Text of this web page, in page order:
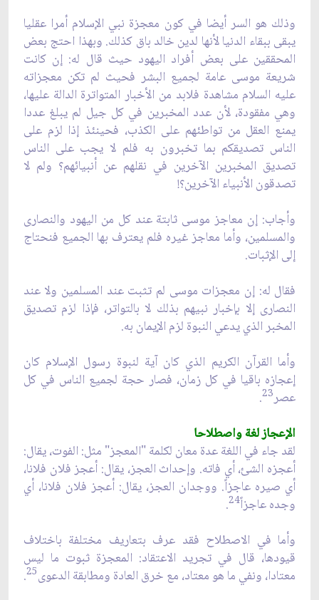
وذلك هو السر أيضا في كون معجزة نبي الإسلام أمرا عقليا
يبقى ببقاء الدنيا لأنها لدين خالد باق كذلك. وبهذا احتج بعض
المحققين على بعض أفراد اليهود حيث قال له: إن كانت
شريعة موسى عامة لجميع البشر فحيث لم تكن معجزاته
عليه السلام مشاهدة فلابد من الأخبار المتواترة الدالة عليها،
وهي مفقودة، لأن عدد المخبرين في كل جيل لم يبلغ عددا
يمنع العقل من تواطئهم على الكذب، فحينئذ إذا لزم على
الناس تصديقكم بما تخبرون به فلم لا يجب على الناس
تصديق المخبرين الآخرين في نقلهم عن أنبيائهم؟ ولم لا
تصدقون الأنبياء الآخرين؟!
وأجاب: إن معاجز موسى ثابتة عند كل من اليهود والنصارى
والمسلمين، وأما معاجز غيره فلم يعترف بها الجميع فنحتاج
إلى الإثبات.
فقال له: إن معجزات موسى لم تثبت عند المسلمين ولا عند
النصارى إلا بإخبار نبيهم بذلك لا بالتواتر، فإذا لزم تصديق
المخبر الذي يدعي النبوة لزم الإيمان به.
وأما القرآن الكريم الذي كان آية لنبوة رسول الإسلام كان
إعجازه باقيا في كل زمان، فصار حجة لجميع الناس في كل
عصر23
.
الإعجاز لغة واصطلاحا
لقد جاء في اللغة عدة معان لكلمة "المعجز" مثل: الفوت، يقال:
أعجزه الشئ، أي فاته. وإحداث العجز، يقال: أعجز فلان فلانا،
أي صيره عاجزاً. ووجدان العجز، يقال: أعجز فلان فلانا، أي
وجده عاجزاً24
.
وأما في الاصطلاح فقد عرف بتعاريف مختلفة باختلاف
قيودها، قال في تجريد الاعتقاد: المعجزة ثبوت ما ليس
معتادا، ونفي ما هو معتاد، مع خرق العادة ومطابقة الدعوى25
.